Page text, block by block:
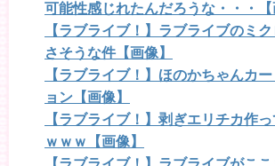
可能性感じれたんだろうな・・・【
【ラブライブ！】ラブライブのミ
さそうな件【画像】
【ラブライブ！】ほのかちゃんカ
ョン【画像】
【ラブライブ！】剥ぎエリチカ作
ｗｗｗ【画像】